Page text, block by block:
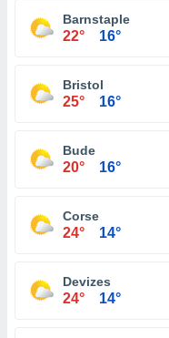
Barnstaple
22° 16°
Bristol
25° 16°
Bude
20° 16°
Corse
24° 14°
Devizes
24° 14°